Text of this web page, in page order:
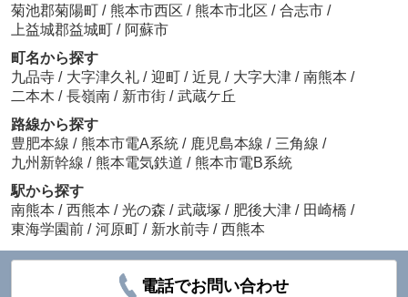
菊池郡菊陽町 / 熊本市西区 / 熊本市北区 / 合志市 /
上益城郡益城町 / 阿蘇市
町名から探す
九品寺 / 大字津久礼 / 迎町 / 近見 / 大字大津 / 南熊本 /
二本木 / 長嶺南 / 新市街 / 武蔵ケ丘
路線から探す
豊肥本線 / 熊本市電A系統 / 鹿児島本線 / 三角線 /
九州新幹線 / 熊本電気鉄道 / 熊本市電B系統
駅から探す
南熊本 / 西熊本 / 光の森 / 武蔵塚 / 肥後大津 / 田崎橋 /
東海学園前 / 河原町 / 新水前寺 / 西熊本
電話でお問い合わせ